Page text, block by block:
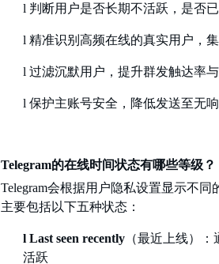
l 判断用户是否长期不活跃，是否
l 精准识别高频在线的真实用户，
l 过滤沉默用户，提升群发触达率
l 保护主账号安全，降低发送至无
Telegram的在线时间状态有哪些等级？
Telegram会根据用户隐私设置显示不同
主要包括以下五种状态：
l Last seen recently （最近上线）：
活跃